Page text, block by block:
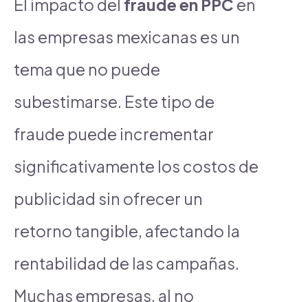
El impacto del fraude en PPC en
las empresas mexicanas es un
tema que no puede
subestimarse. Este tipo de
fraude puede incrementar
significativamente los costos de
publicidad sin ofrecer un
retorno tangible, afectando la
rentabilidad de las campañas.
Muchas empresas, al no